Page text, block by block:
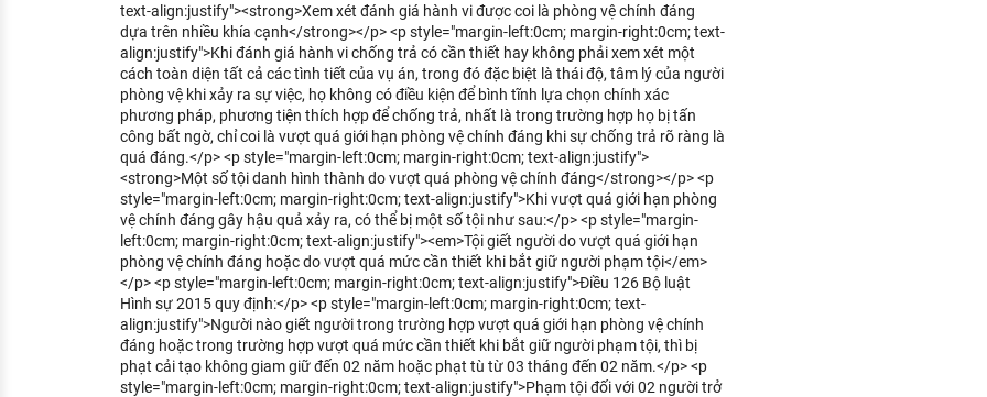
text-align:justify"><strong>Xem xét đánh giá hành vi được coi là phòng vệ chính đáng
dựa trên nhiều khía cạnh</strong></p> <p style="margin-left:0cm; margin-right:0cm; text-
align:justify">Khi đánh giá hành vi chống trả có cần thiết hay không phải xem xét một
cách toàn diện tất cả các tình tiết của vụ án, trong đó đặc biệt là thái độ, tâm lý của người
phòng vệ khi xảy ra sự việc, họ không có điều kiện để bình tĩnh lựa chọn chính xác
phương pháp, phương tiện thích hợp để chống trả, nhất là trong trường hợp họ bị tấn
công bất ngờ, chỉ coi là vượt quá giới hạn phòng vệ chính đáng khi sự chống trả rõ ràng là
quá đáng.</p> <p style="margin-left:0cm; margin-right:0cm; text-align:justify">
<strong>Một số tội danh hình thành do vượt quá phòng vệ chính đáng</strong></p> <p
style="margin-left:0cm; margin-right:0cm; text-align:justify">Khi vượt quá giới hạn phòng
vệ chính đáng gây hậu quả xảy ra, có thể bị một số tội như sau:</p> <p style="margin-
left:0cm; margin-right:0cm; text-align:justify"><em>Tội giết người do vượt quá giới hạn
phòng vệ chính đáng hoặc do vượt quá mức cần thiết khi bắt giữ người phạm tội</em>
</p> <p style="margin-left:0cm; margin-right:0cm; text-align:justify">Điều 126 Bộ luật
Hình sự 2015 quy định:</p> <p style="margin-left:0cm; margin-right:0cm; text-
align:justify">Người nào giết người trong trường hợp vượt quá giới hạn phòng vệ chính
đáng hoặc trong trường hợp vượt quá mức cần thiết khi bắt giữ người phạm tội, thì bị
phạt cải tạo không giam giữ đến 02 năm hoặc phạt tù từ 03 tháng đến 02 năm.</p> <p
style="margin-left:0cm; margin-right:0cm; text-align:justify">Phạm tội đối với 02 người trở